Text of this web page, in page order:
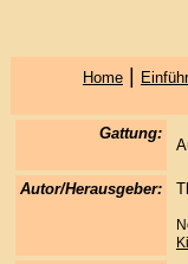
Home|
Gattung:
Autor/Herausgeber: